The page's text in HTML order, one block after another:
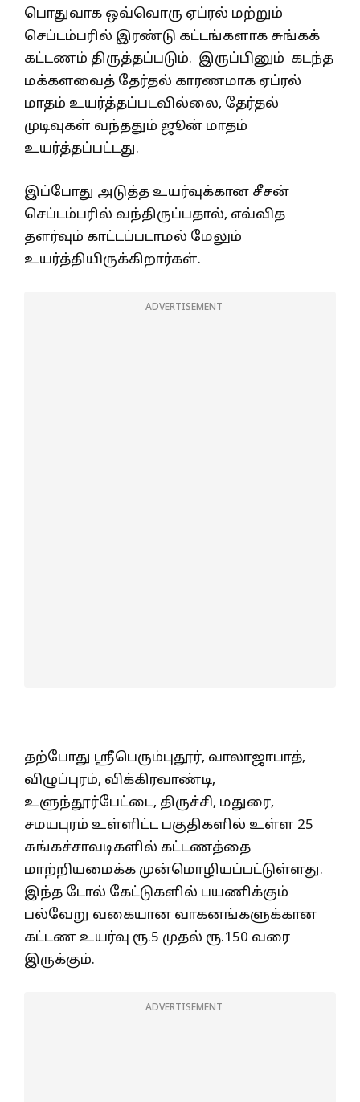
பொதுவாக ஒவ்வொரு ஏப்ரல் மற்றும்
செப்டம்பரில் இரண்டு கட்டங்களாக சுங்கக்
கட்டணம் திருத்தப்படும். இருப்பினும் கடந்த
மக்களவைத் தேர்தல் காரணமாக ஏப்ரல்
மாதம் உயர்த்தப்படவில்லை, தேர்தல்
முடிவுகள் வந்ததும் ஜூன் மாதம்
உயர்த்தப்பட்டது.
இப்போது அடுத்த உயர்வுக்கான சீசன்
செப்டம்பரில் வந்திருப்பதால், எவ்வித
தளர்வும் காட்டப்படாமல் மேலும்
உயர்த்தியிருக்கிறார்கள்.
ADVERTISEMENT
தற்போது ஸ்ரீபெரும்புதூர், வாலாஜாபாத்,
விழுப்புரம், விக்கிரவாண்டி,
உளுந்தூர்பேட்டை, திருச்சி, மதுரை,
சமயபுரம் உள்ளிட்ட பகுதிகளில் உள்ள 25
சுங்கச்சாவடிகளில் கட்டணத்தை
மாற்றியமைக்க முன்மொழியப்பட்டுள்ளது.
இந்த டோல் கேட்டுகளில் பயணிக்கும்
பல்வேறு வகையான வாகனங்களுக்கான
கட்டண உயர்வு ரூ.5 முதல் ரூ.150 வரை
இருக்கும்.
ADVERTISEMENT